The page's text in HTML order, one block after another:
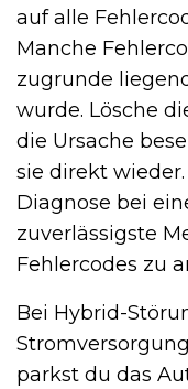
auf alle
Manche
zugrunde
wurde. Lösche
die Ursache
sie direkt
Diagnose bei
zuverlässigste
Fehlercodes zu
Bei Hybrid-
parkst du das